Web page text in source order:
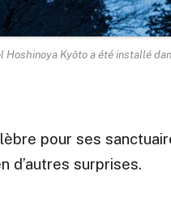
Hoshinoya Kyôto a été installé
pour ses
d’autres surprises.